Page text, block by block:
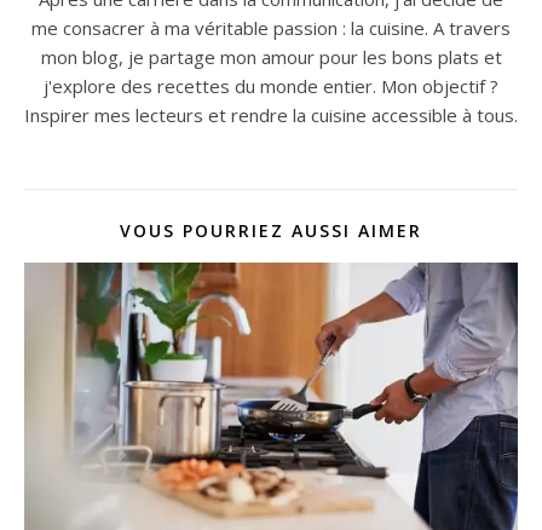
me consacrer à ma véritable passion : la cuisine. A travers
mon blog, je partage mon amour pour les bons plats et
j'explore des recettes du monde entier. Mon objectif ?
Inspirer mes lecteurs et rendre la cuisine accessible à tous.
VOUS POURRIEZ AUSSI AIMER